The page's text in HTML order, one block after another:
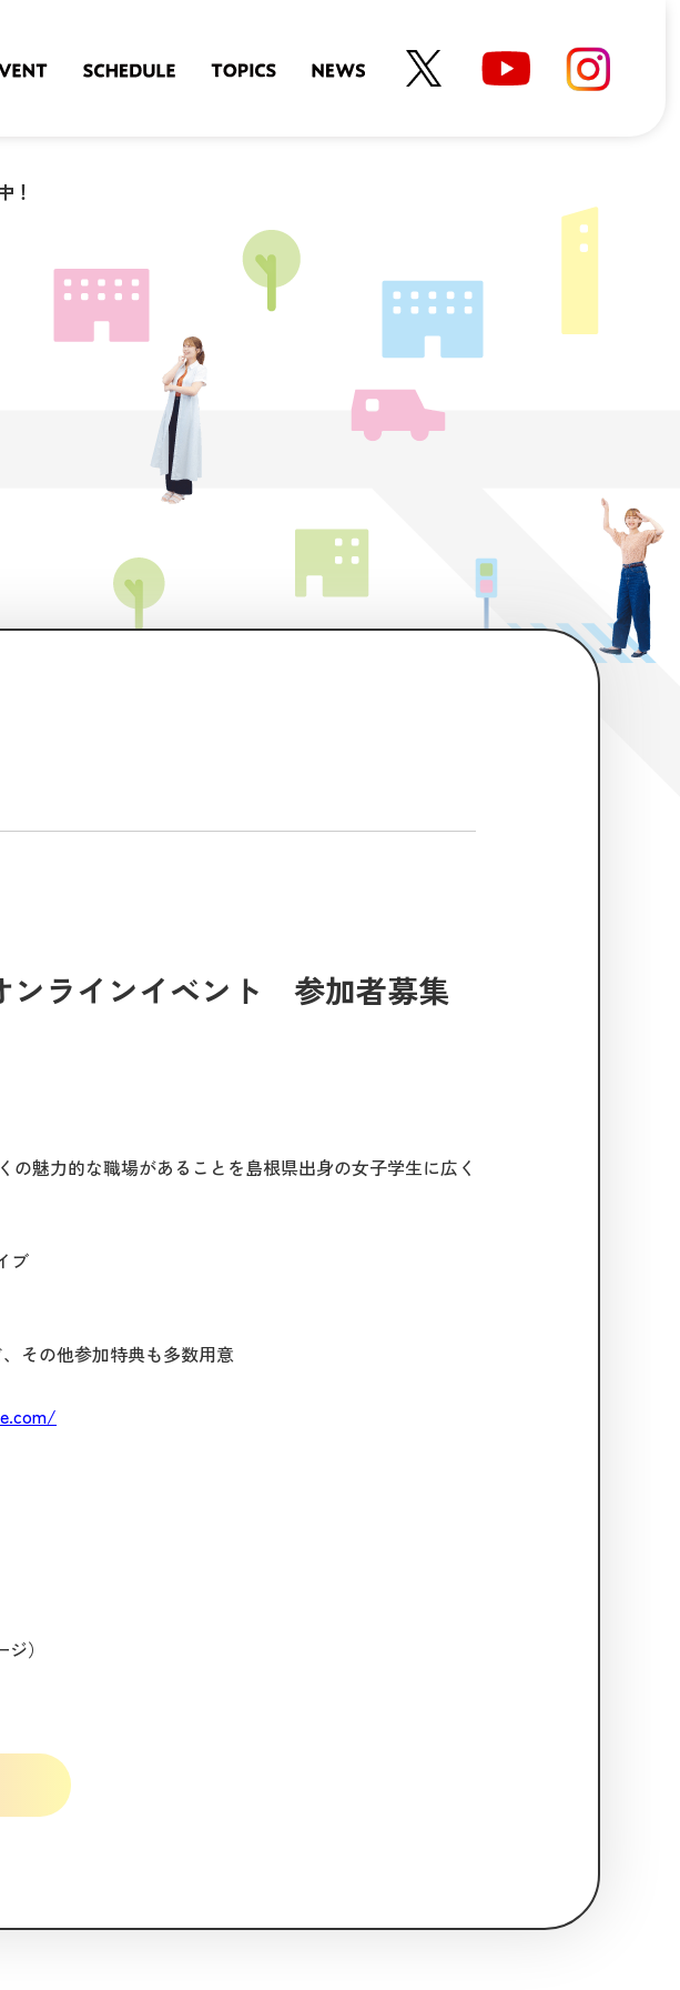
！
ンラインイベント 参加者募集
魅力的な職場があることを島根県出身の女子学生に広く
ブ
その他参加特典も多数用意
）